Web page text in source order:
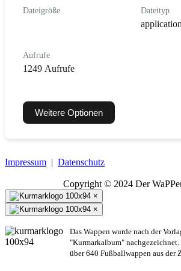
Dateigröße Dateityp
Aufrufe
1249 Aufrufe
Weitere Optionen
Impressum | Datenschutz
Copyright © 2024 Der
×
×
Das Wappen wurde nach der
"Kurmarkalbum"
über 640 Fußballwappen aus der